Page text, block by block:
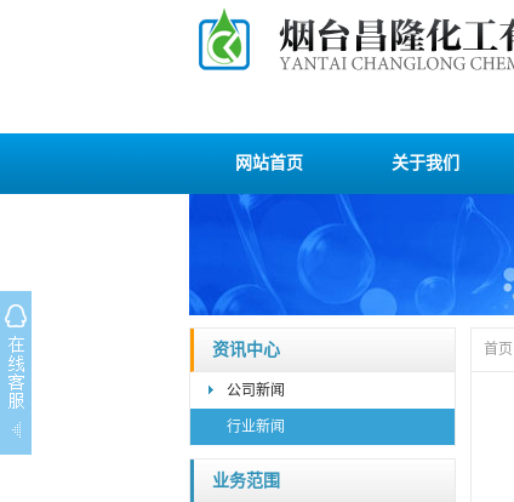
网站首页 关于我们
资讯中心
公司新闻
行业新闻
业务范围
首页